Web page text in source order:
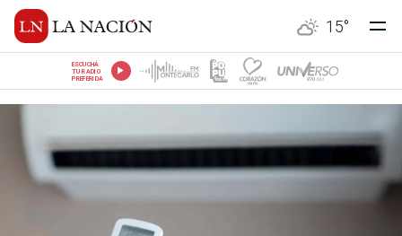
15°
ESCUCHÁ
TU RADIO
PREFERIDA